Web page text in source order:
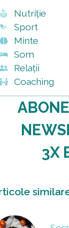
Nutriție
Sport
Minte
Som
Relații
Coaching
3X